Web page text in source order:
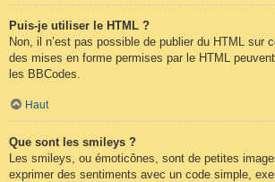
Puis-je utiliser le HTML ?
Non, il n’est pas possible de publier du HTML sur
des mises en forme permises par le HTML
les BBCodes.
Haut
Que sont les smileys ?
Les smileys, ou émoticônes, sont de petites
exprimer des sentiments avec un code simple,